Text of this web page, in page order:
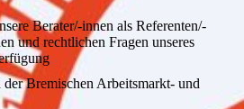
Berater/-innen als Referenten/-
und rechtlichen Fragen unseres
Bremischen Arbeitsmarkt- und